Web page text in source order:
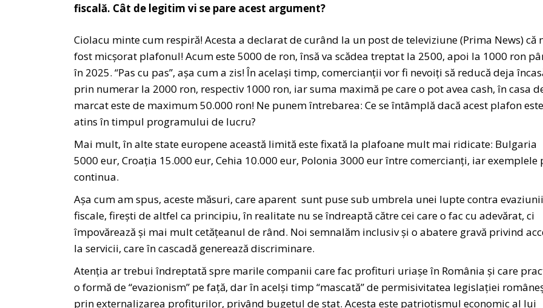
fiscală. Cât de legitim vi se pare acest argument?
Ciolacu minte cum respiră! Acesta a declarat de curând la un post de televiziune (Prima News) că
fost micșorat plafonul! Acum este 5000 de ron, însă va scădea treptat la 2500, apoi la 1000 ron
în 2025. “Pas cu pas”, așa cum a zis! În același timp, comercianții vor fi nevoiți să reducă deja
prin numerar la 2000 ron, respectiv 1000 ron, iar suma maximă pe care o pot avea cash, în casa
marcat este de maximum 50.000 ron! Ne punem întrebarea: Ce se întâmplă dacă acest plafon este
atins în timpul programului de lucru?
Mai mult, în alte state europene această limită este fixată la plafoane mult mai ridicate: Bulgaria
5000 eur, Croația 15.000 eur, Cehia 10.000 eur, Polonia 3000 eur între comercianți, iar exemplele
continua.
Așa cum am spus, aceste măsuri, care aparent sunt puse sub umbrela unei lupte contra evaziunii
fiscale, firești de altfel ca principiu, în realitate nu se îndreaptă către cei care o fac cu adevărat, ci
împovărează și mai mult cetățeanul de rând. Noi semnalăm inclusiv și o abatere gravă privind
la servicii, care în cascadă generează discriminare.
Atenția ar trebui îndreptată spre marile companii care fac profituri uriașe în România și care
o formă de “evazionism” pe față, dar în acelși timp “mascată” de permisivitatea legislației
prin externalizarea profiturilor, privând bugetul de stat. Acesta este patriotismul economic al lui